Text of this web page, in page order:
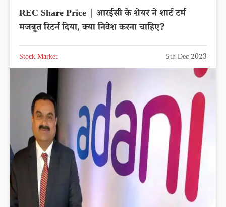
REC Share Price | आरईसी के शेयर ने शार्ट टर्म
मजबूत रिटर्न दिया, क्या निवेश करना चाहिए?
Stock Market 5th Dec 2023